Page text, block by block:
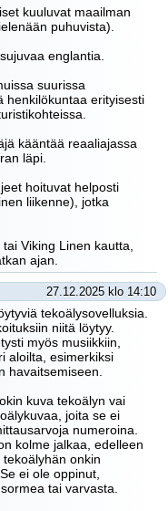
kuuluvat maailman
puhuvista).
englantia.
suurissa
henkilökuntaa erityisesti
kääntää reaaliajassa
läpi.
hoituvat helposti
liikenne), jotka
Viking Linen kautta,
ajan.
27.12.2025 klo 14:10
tekoälysovelluksia.
niitä löytyy.
myös musiikkiin,
aloilta, esimerkiksi
havaitsemiseen.
kuva tekoälyn vai
joita se ei
numeroina.
kolme jalkaa, edelleen
onkin
ei ole oppinut,
tai varvasta.